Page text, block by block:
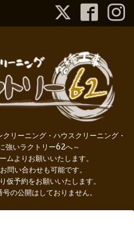
リーニング・ハウスクリーニング・
強いラクトリー62へ～
ムよりお願いいたします。
い合わせも可能です。
仮予約をお願いいたします。
の公開はしておりません。